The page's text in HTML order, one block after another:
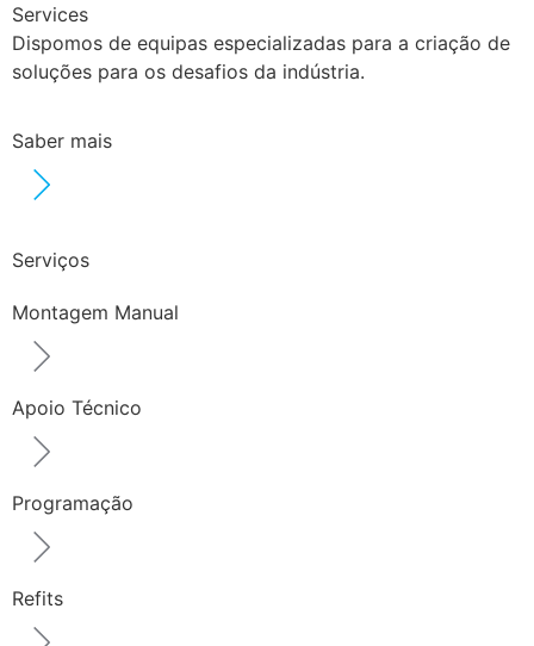
Services
Dispomos de equipas especializadas para a criação de
soluções para os desafios da indústria.
Saber mais
Serviços
Montagem Manual
Apoio Técnico
Programação
Refits